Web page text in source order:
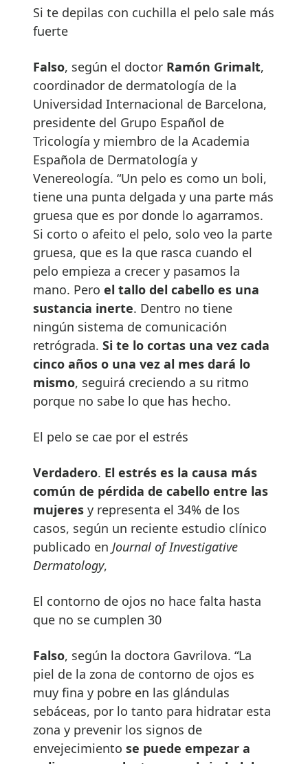
Si te depilas con cuchilla el pelo sale más
fuerte
Falso, según el doctor Ramón Grimalt,
coordinador de dermatología de la
Universidad Internacional de Barcelona,
presidente del Grupo Español de
Tricología y miembro de la Academia
Española de Dermatología y
Venereología. “Un pelo es como un boli,
tiene una punta delgada y una parte más
gruesa que es por donde lo agarramos.
Si corto o afeito el pelo, solo veo la parte
gruesa, que es la que rasca cuando el
pelo empieza a crecer y pasamos la
mano. Pero el tallo del cabello es una
sustancia inerte. Dentro no tiene
ningún sistema de comunicación
retrógrada. Si te lo cortas una vez cada
cinco años o una vez al mes dará lo
mismo, seguirá creciendo a su ritmo
porque no sabe lo que has hecho.
El pelo se cae por el estrés
Verdadero. El estrés es la causa más
común de pérdida de cabello entre las
mujeres y representa el 34% de los
casos, según un reciente estudio clínico
publicado en Journal of Investigative
Dermatology,
El contorno de ojos no hace falta hasta
que no se cumplen 30
Falso, según la doctora Gavrilova. “La
piel de la zona de contorno de ojos es
muy fina y pobre en las glándulas
sebáceas, por lo tanto para hidratar esta
zona y prevenir los signos de
envejecimiento se puede empezar a